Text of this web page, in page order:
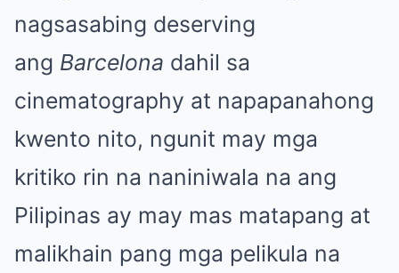
nagsasabing deserving
ang Barcelona dahil sa
cinematography at napapanahong
kwento nito, ngunit may mga
kritiko rin na naniniwala na ang
Pilipinas ay may mas matapang at
malikhain pang mga pelikula na